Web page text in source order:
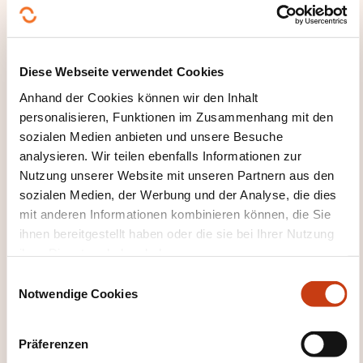
Diese Webseite verwendet Cookies
Anhand der Cookies können wir den Inhalt
personalisieren, Funktionen im Zusammenhang mit den
sozialen Medien anbieten und unsere Besuche
analysieren. Wir teilen ebenfalls Informationen zur
Nutzung unserer Website mit unseren Partnern aus den
sozialen Medien, der Werbung und der Analyse, die dies
mit anderen Informationen kombinieren können, die Sie
ihnen bereitgestellt haben oder die sie bei Ihrer Nutzung
Notwendige Cookies
Präferenzen
FCPG Modul 3 - Kommunikation
(1159DE)
Alle Weiterbildungen anzeigen
Diese anderen Weiterbildungen könnten Sie
auch interessieren:
Schmerzbehandlung